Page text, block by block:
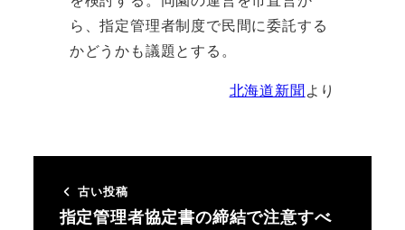
ら、指定管理者制度で民間に委託する
かどうかも議題とする。
北海道新聞より
古い投稿
指定管理者協定書の締結で注意すべ